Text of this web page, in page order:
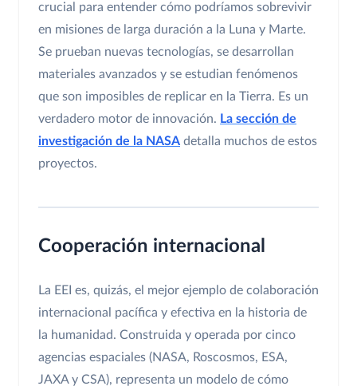
crucial para entender cómo podríamos sobrevivir
en misiones de larga duración a la Luna y Marte.
Se prueban nuevas tecnologías, se desarrollan
materiales avanzados y se estudian fenómenos
que son imposibles de replicar en la Tierra. Es un
verdadero motor de innovación. La sección de
investigación de la NASA detalla muchos de estos
proyectos.
Cooperación internacional
La EEI es, quizás, el mejor ejemplo de colaboración
internacional pacífica y efectiva en la historia de
la humanidad. Construida y operada por cinco
agencias espaciales (NASA, Roscosmos, ESA,
JAXA y CSA), representa un modelo de cómo